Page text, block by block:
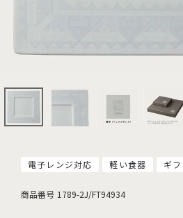
電子レンジ対応 軽い食器 ギ
商品番号 1789-2J/FT94934